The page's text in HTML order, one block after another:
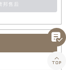
邦售后

